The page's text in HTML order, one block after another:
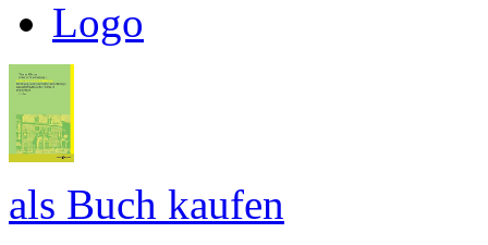
als Buch kaufen